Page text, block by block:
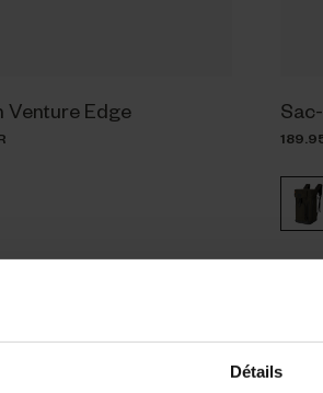
Détails
Venture Edge